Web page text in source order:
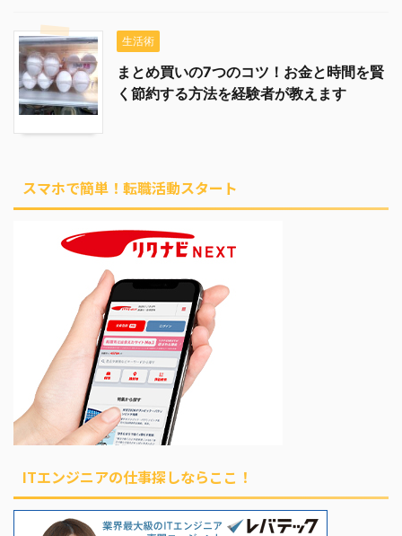
生活術
まとめ買いの7つのコツ！お金と時間を賢
く節約する方法を経験者が教えます
スマホで簡単！転職活動スタート
ITエンジニアの仕事探しならここ！